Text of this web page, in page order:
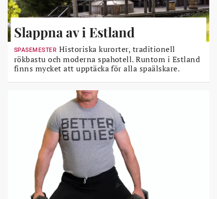
Slappna av i Estland
SPASEMESTER Historiska kurorter, traditionell
rökbastu och moderna spahotell. Runtom i Estland
finns mycket att upptäcka för alla spaälskare.